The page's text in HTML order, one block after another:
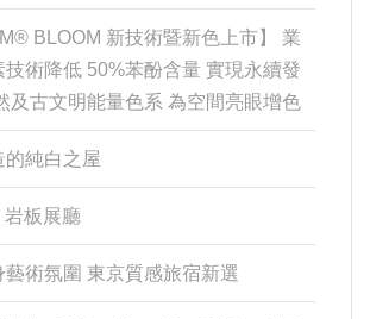
BLOOM 新技術暨新色上市】 業
技術降低 50%苯酚含量 實現永續發
及古文明能量色系 為空間亮眼增色
的純白之屋
板展廳
術氛圍 東京質感旅宿新選